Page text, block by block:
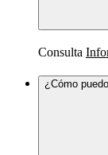
Consulta
¿Cómo